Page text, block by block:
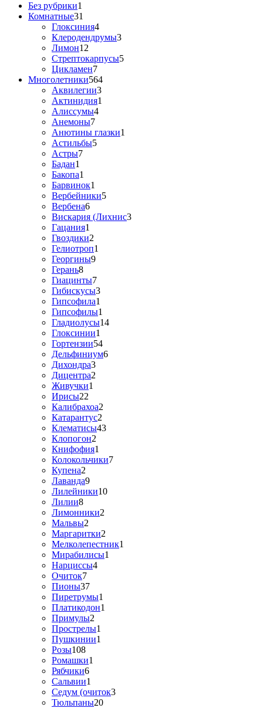
Без рубрики1
Комнатные31
Глоксиния4
Клеродендрумы3
Лимон12
Стрептокарпусы5
Цикламен7
Многолетники564
Аквилегии3
Актинидия1
Алиссумы4
Анемоны7
Анютины глазки1
Астильбы5
Астры7
Бадан1
Бакопа1
Барвинок1
Вербейники5
Вербена6
Вискария (Лихнис3
Гацания1
Гвоздики2
Гелиотроп1
Георгины9
Герань8
Гиацинты7
Гибискусы3
Гипсофила1
Гипсофилы1
Гладиолусы14
Глоксинии1
Гортензии54
Дельфиниум6
Дихондра3
Дицентра2
Живучки1
Ирисы22
Калибрахоа2
Катарантус2
Клематисы43
Клопогон2
Книфофия1
Колокольчики7
Купена2
Лаванда9
Лилейники10
Лилии8
Лимонники2
Мальвы2
Маргаритки2
Мелколепестник1
Мирабилисы1
Нарциссы4
Очиток7
Пионы37
Пиретрумы1
Платикодон1
Примулы2
Прострелы1
Пушкинии1
Розы108
Ромашки1
Рябчики6
Сальвии1
Седум (очиток3
Тюльпаны20